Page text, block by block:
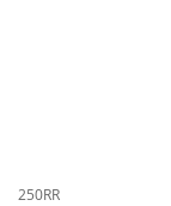
250RR